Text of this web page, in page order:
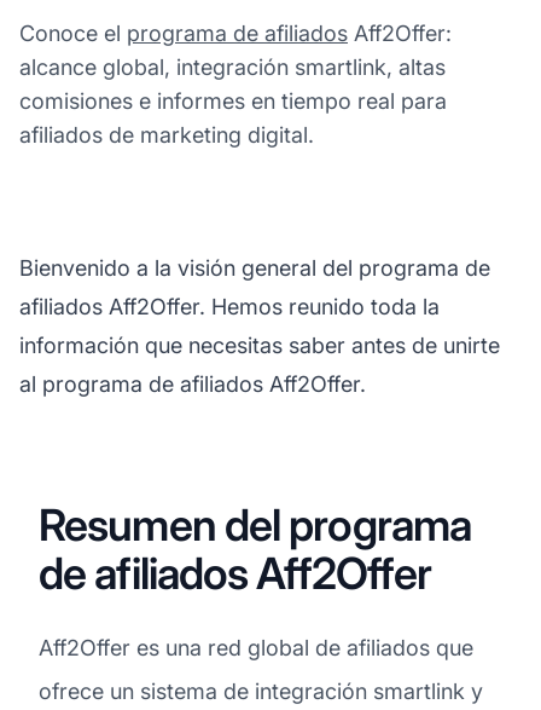
Conoce el programa de afiliados Aff2Offer:
alcance global, integración smartlink, altas
comisiones e informes en tiempo real para
afiliados de marketing digital.
Bienvenido a la visión general del programa de
afiliados Aff2Offer. Hemos reunido toda la
información que necesitas saber antes de unirte
al programa de afiliados Aff2Offer.
Resumen del programa
de afiliados Aff2Offer
Aff2Offer es una red global de afiliados que
ofrece un sistema de integración smartlink y